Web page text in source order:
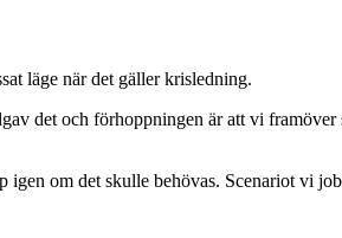
läge när det gäller krisledning.
det och förhoppningen är att vi
om det skulle behövas. Scenariot vi